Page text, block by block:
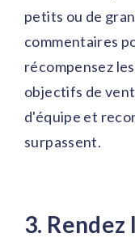
petits ou de
commentaires
récompensez
objectifs de
d'équipe et
surpassent.
3.